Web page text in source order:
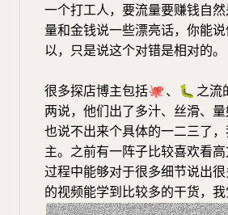
一个打工人，要流量要赚钱自
量和金钱说一些漂亮话，你能
以，只是说这个对错是相对的。
很多探店博主包括🐙、 🐛 之流
两说，他们出了多汁、丝滑、
也说不出来个具体的一二三了
主。之前有一阵子比较喜欢看
过程中能够对于很多细节说出
的视频能学到比较多的干货，